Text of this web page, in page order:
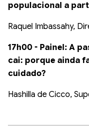
populacional a
Raquel Imbassahy,
17h00 - Painel: A
cai: porque ainda
cuidado?
Hashilla de Cicco,